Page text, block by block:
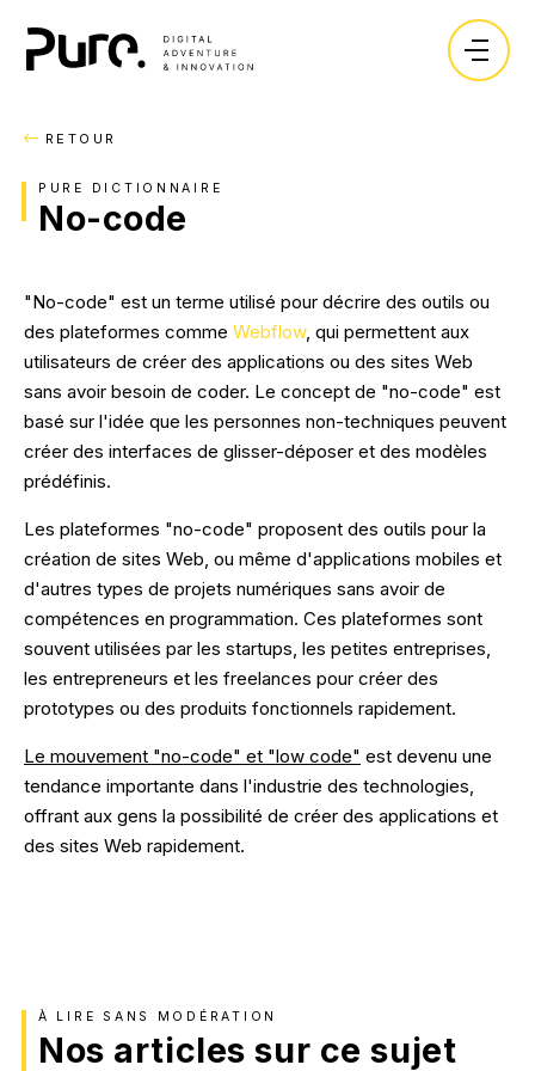
Sites vitrines
Marketplace
Sites immobiliers
Application SaaS
Logiciels métier
Applications web, Extranet / Intranet
Développement sur-mesure.
Shopify
Webflow
Odoo
Lancer un produit ou une marque.
Collecter des leads.
Vendre en ligne.
Centraliser mes données.
Améliorer mes processus.
Votre secteur.
E-commerce.
Immobilier.
SaaS.
B2C.
Formation Social Media
Lexique.
Les dossiers de nos experts.
Guide : Les étapes essentielles pour une
transformation digitale réussie
Guide : Réussir son e-commerce avec Shopify
VOIR TOUT
Expertises.
L'agence.
CONTACT
RETOUR
PURE DICTIONNAIRE
No-code
"No-code" est un terme utilisé pour décrire des outils ou
des plateformes comme Webflow, qui permettent aux
utilisateurs de créer des applications ou des sites Web
sans avoir besoin de coder. Le concept de "no-code" est
basé sur l'idée que les personnes non-techniques peuvent
créer des interfaces de glisser-déposer et des modèles
prédéfinis.
Les plateformes "no-code" proposent des outils pour la
création de sites Web, ou même d'applications mobiles et
d'autres types de projets numériques sans avoir de
compétences en programmation. Ces plateformes sont
souvent utilisées par les startups, les petites entreprises,
les entrepreneurs et les freelances pour créer des
prototypes ou des produits fonctionnels rapidement.
Le mouvement "no-code" et "low code" est devenu une
tendance importante dans l'industrie des technologies,
offrant aux gens la possibilité de créer des applications et
des sites Web rapidement.
À LIRE SANS MODÉRATION
Nos articles sur ce sujet